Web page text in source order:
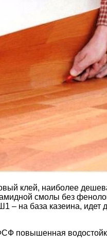
клей, наиболее
смолы без
– на база казеина,
повышенная